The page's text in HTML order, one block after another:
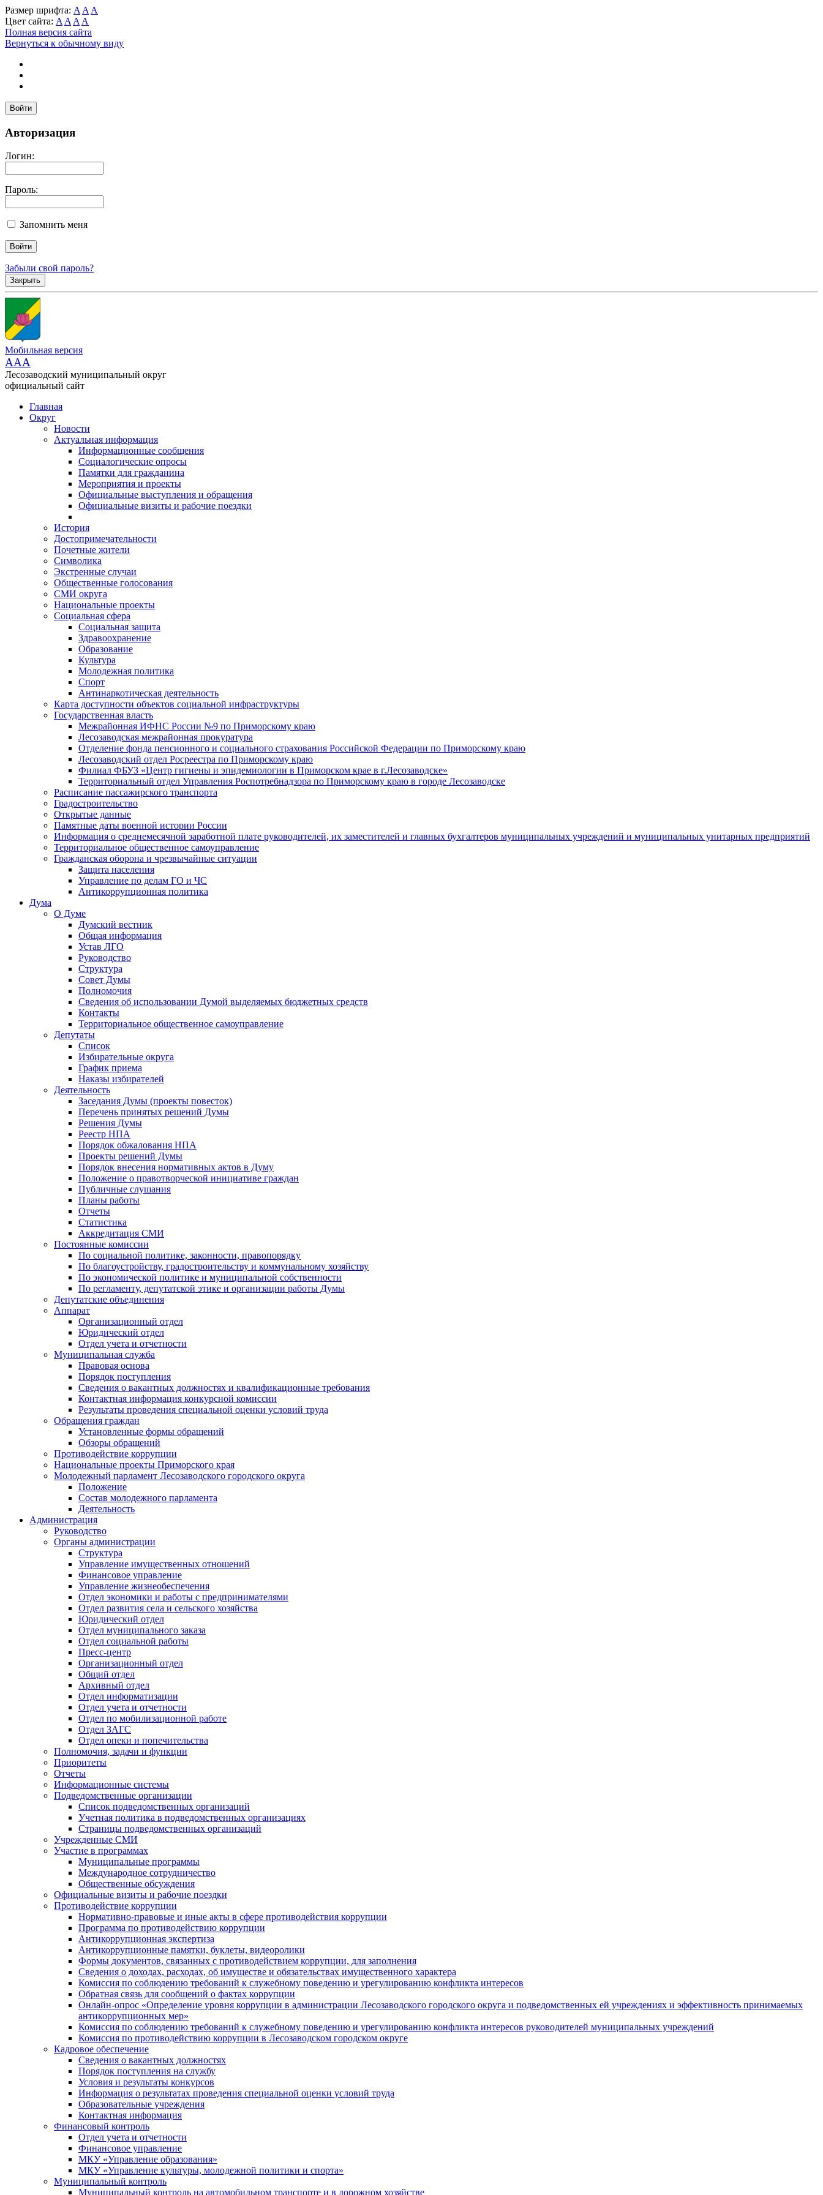
Размер шрифта: A A A
Цвет сайта: A A A A
Полная версия сайта
Вернуться к обычному виду
Войти
Авторизация
Логин:
Пароль:
Запомнить меня
Забыли свой пароль?
Закрыть
Мобильная версия
AAA
Лесозаводский муниципальный округ
официальный сайт
Главная
Округ
Новости
Актуальная информация
Информационные сообщения
Социалогические опросы
Памятки для гражданина
Мероприятия и проекты
Официальные выступления и обращения
Официальные визиты и рабочие поездки
История
Достопримечательности
Почетные жители
Символика
Экстренные случаи
Общественные голосования
СМИ округа
Национальные проекты
Социальная сфера
Социальная защита
Здравоохранение
Образование
Культура
Молодежная политика
Спорт
Антинаркотическая деятельность
Карта доступности объектов социальной инфраструктуры
Государственная власть
Межрайонная ИФНС России №9 по Приморскому краю
Лесозаводская межрайонная прокуратура
Отделение фонда пенсионного и социального страхования Российской Федерации по Приморскому краю
Лесозаводский отдел Росреестра по Приморскому краю
Филиал ФБУЗ «Центр гигиены и эпидемиологии в Приморском крае в г.Лесозаводске»
Территориальный отдел Управления Роспотребнадзора по Приморскому краю в городе Лесозаводске
Расписание пассажирского транспорта
Градостроительство
Открытые данные
Памятные даты военной истории России
Информация о среднемесячной заработной плате руководителей, их заместителей и главных бухгалтеров муниципальных учреждений и муниципальных унитарных предприятий
Территориальное общественное самоуправление
Гражданская оборона и чрезвычайные ситуации
Защита населения
Управление по делам ГО и ЧС
Антикоррупционная политика
Дума
О Думе
Думский вестник
Общая информация
Устав ЛГО
Руководство
Структура
Совет Думы
Полномочия
Сведения об использовании Думой выделяемых бюджетных средств
Контакты
Территориальное общественное самоуправление
Депутаты
Список
Избирательные округа
График приема
Наказы избирателей
Деятельность
Заседания Думы (проекты повесток)
Перечень принятых решений Думы
Решения Думы
Реестр НПА
Порядок обжалования НПА
Проекты решений Думы
Порядок внесения нормативных актов в Думу
Положение о правотворческой инициативе граждан
Публичные слушания
Планы работы
Отчеты
Статистика
Аккредитация СМИ
Постоянные комиссии
По социальной политике, законности, правопорядку
По благоустройству, градостроительству и коммунальному хозяйству
По экономической политике и муниципальной собственности
По регламенту, депутатской этике и организации работы Думы
Депутатские объединения
Аппарат
Организационный отдел
Юридический отдел
Отдел учета и отчетности
Муниципальная служба
Правовая основа
Порядок поступления
Сведения о вакантных должностях и квалификационные требования
Контактная информация конкурсной комиссии
Результаты проведения специальной оценки условий труда
Обращения граждан
Установленные формы обращений
Обзоры обращений
Противодействие коррупции
Национальные проекты Приморского края
Молодежный парламент Лесозаводского городского округа
Положение
Состав молодежного парламента
Деятельность
Администрация
Руководство
Органы администрации
Структура
Управление имущественных отношений
Финансовое управление
Управление жизнеобеспечения
Отдел экономики и работы с предпринимателями
Отдел развития села и сельского хозяйства
Юридический отдел
Отдел муниципального заказа
Отдел социальной работы
Пресс-центр
Организационный отдел
Общий отдел
Архивный отдел
Отдел информатизации
Отдел учета и отчетности
Отдел по мобилизационной работе
Отдел ЗАГС
Отдел опеки и попечительства
Полномочия, задачи и функции
Приоритеты
Отчеты
Информационные системы
Подведомственные организации
Список подведомственных организаций
Учетная политика в подведомственных организациях
Страницы подведомственных организаций
Учрежденные СМИ
Участие в программах
Муниципальные программы
Международное сотрудничество
Общественные обсуждения
Официальные визиты и рабочие поездки
Противодействие коррупции
Нормативно-правовые и иные акты в сфере противодействия коррупции
Программа по противодействию коррупции
Антикоррупционная экспертиза
Антикоррупционные памятки, буклеты, видеоролики
Формы документов, связанных с противодействием коррупции, для заполнения
Сведения о доходах, расходах, об имуществе и обязательствах имущественного характера
Комиссия по соблюдению требований к служебному поведению и урегулированию конфликта интересов
Обратная связь для сообщений о фактах коррупции
Онлайн-опрос «Определение уровня коррупции в администрации Лесозаводского городского округа и подведомственных ей учреждениях и эффективность принимаемых
антикоррупционных мер»
Комиссия по соблюдению требований к служебному поведению и урегулированию конфликта интересов руководителей муниципальных учреждений
Комиссия по противодействию коррупции в Лесозаводском городском округе
Кадровое обеспечение
Сведения о вакантных должностях
Порядок поступления на службу
Условия и результаты конкурсов
Информация о результатах проведения специальной оценки условий труда
Образовательные учреждения
Контактная информация
Финансовый контроль
Отдел учета и отчетности
Финансовое управление
МКУ «Управление образования»
МКУ «Управление культуры, молодежной политики и спорта»
Муниципальный контроль
Муниципальный контроль на автомобильном транспорте и в дорожном хозяйстве